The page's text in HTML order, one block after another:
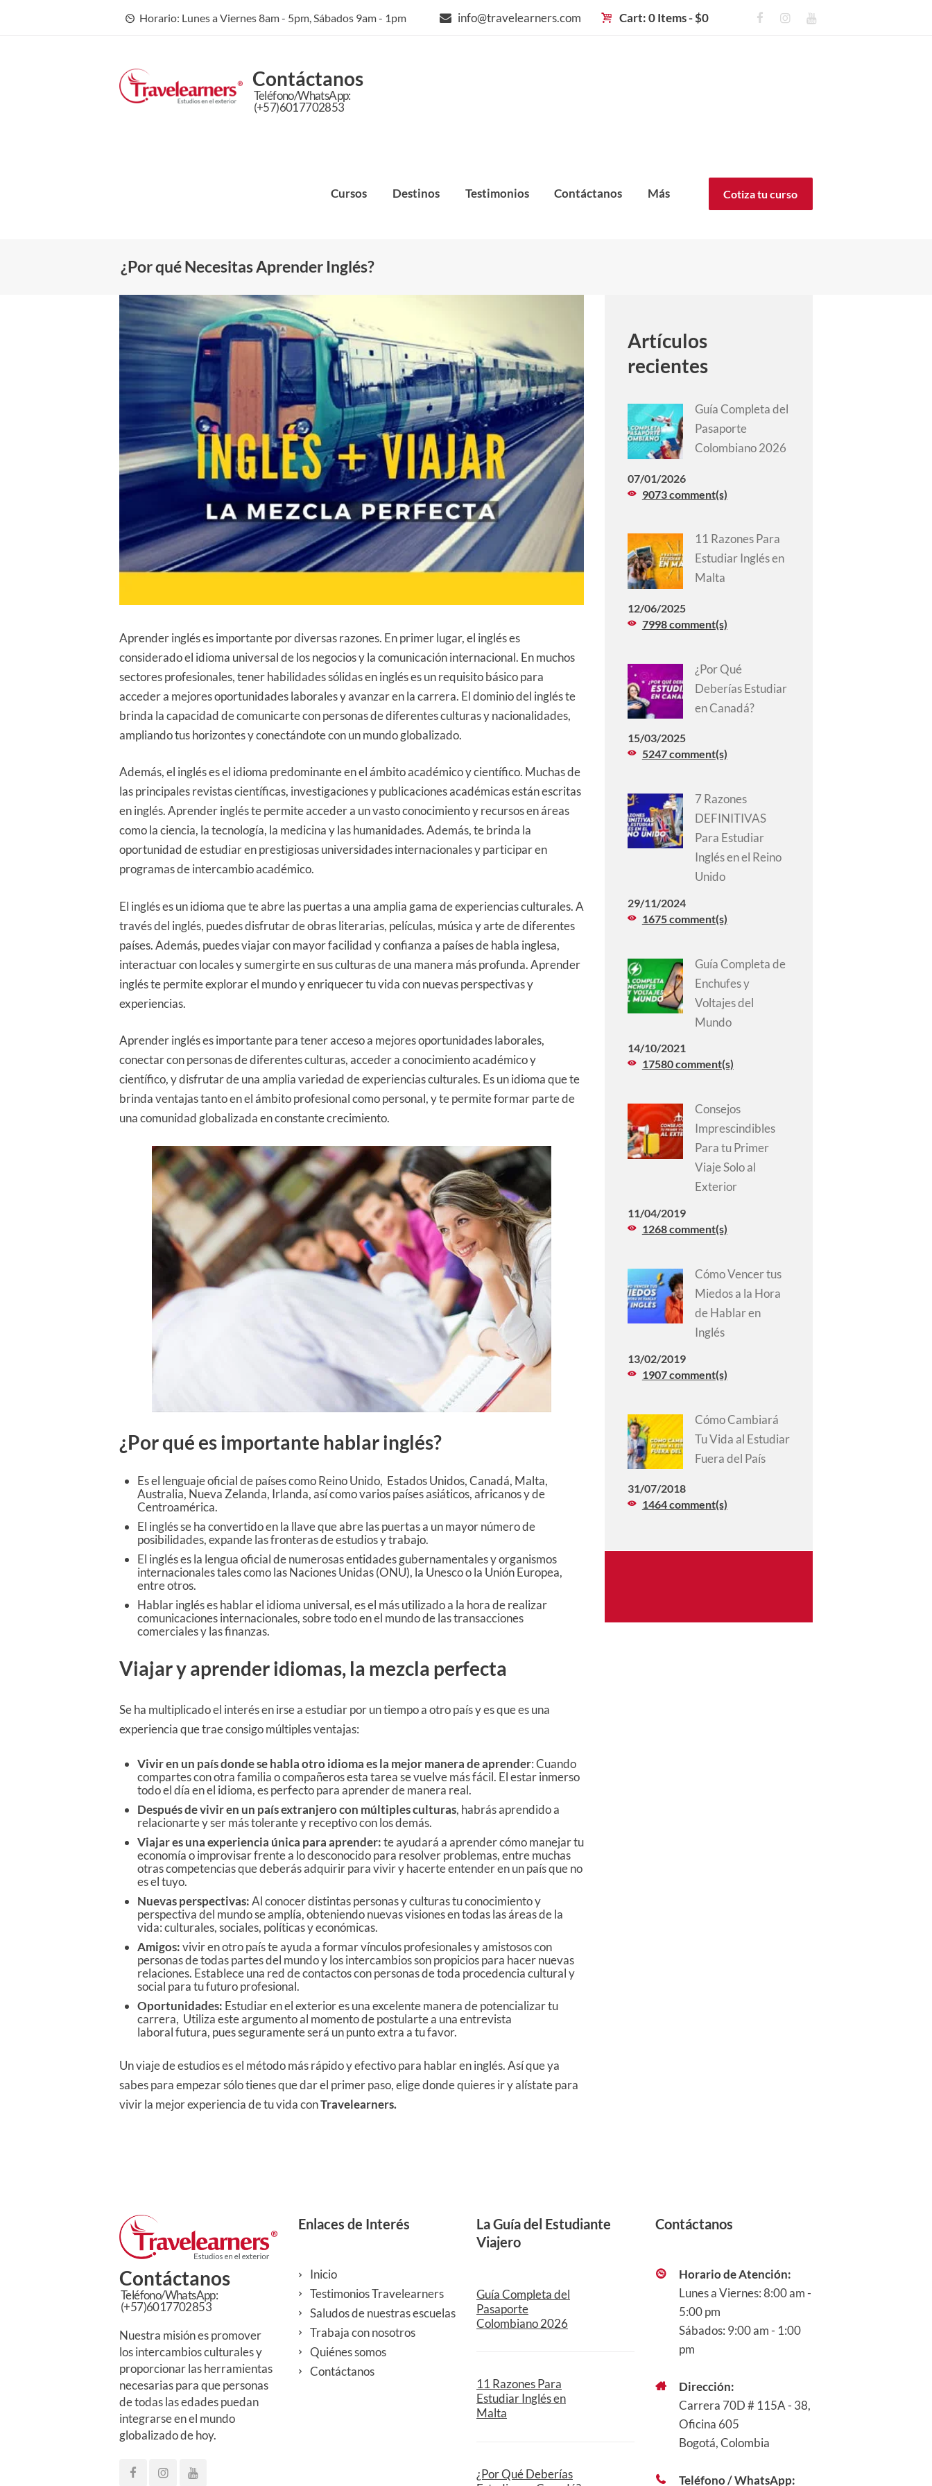
info@travelearners.com
Horario: Lunes a Viernes 8am - 5pm, Sábados 9am - 1pm Cart: 0 Items-$0
Contáctanos
Teléfono/WhatsApp:
(+57)6017702853
Cursos Destinos Testimonios Contáctanos Más Cotiza tu curso
¿Por qué Necesitas Aprender Inglés?
Aprender inglés es importante por diversas razones. En primer lugar, el inglés es
considerado el idioma universal de los negocios y la comunicación internacional. En muchos
sectores profesionales, tener habilidades sólidas en inglés es un requisito básico para
acceder a mejores oportunidades laborales y avanzar en la carrera. El dominio del inglés te
brinda la capacidad de comunicarte con personas de diferentes culturas y nacionalidades,
ampliando tus horizontes y conectándote con un mundo globalizado.
Además, el inglés es el idioma predominante en el ámbito académico y científico. Muchas de
las principales revistas científicas, investigaciones y publicaciones académicas están escritas
en inglés. Aprender inglés te permite acceder a un vasto conocimiento y recursos en áreas
como la ciencia, la tecnología, la medicina y las humanidades. Además, te brinda la
oportunidad de estudiar en prestigiosas universidades internacionales y participar en
programas de intercambio académico.
El inglés es un idioma que te abre las puertas a una amplia gama de experiencias culturales. A
través del inglés, puedes disfrutar de obras literarias, películas, música y arte de diferentes
países. Además, puedes viajar con mayor facilidad y confianza a países de habla inglesa,
interactuar con locales y sumergirte en sus culturas de una manera más profunda. Aprender
inglés te permite explorar el mundo y enriquecer tu vida con nuevas perspectivas y
experiencias.
Aprender inglés es importante para tener acceso a mejores oportunidades laborales,
conectar con personas de diferentes culturas, acceder a conocimiento académico y
científico, y disfrutar de una amplia variedad de experiencias culturales. Es un idioma que te
brinda ventajas tanto en el ámbito profesional como personal, y te permite formar parte de
una comunidad globalizada en constante crecimiento.
¿Por qué es importante hablar inglés?
Es el lenguaje oficial de países como Reino Unido, Estados Unidos, Canadá, Malta,
Australia, Nueva Zelanda, Irlanda, así como varios países asiáticos, africanos y de
Centroamérica.
El inglés se ha convertido en la llave que abre las puertas a un mayor número de
posibilidades, expande las fronteras de estudios y trabajo.
El inglés es la lengua oficial de numerosas entidades gubernamentales y organismos
internacionales tales como las Naciones Unidas (ONU), la Unesco o la Unión Europea,
entre otros.
Hablar inglés es hablar el idioma universal, es el más utilizado a la hora de realizar
comunicaciones internacionales, sobre todo en el mundo de las transacciones
comerciales y las finanzas.
Viajar y aprender idiomas, la mezcla perfecta
Se ha multiplicado el interés en irse a estudiar por un tiempo a otro país y es que es una
experiencia que trae consigo múltiples ventajas:
Vivir en un país donde se habla otro idioma es la mejor manera de aprender: Cuando
compartes con otra familia o compañeros esta tarea se vuelve más fácil. El estar inmerso
todo el día en el idioma, es perfecto para aprender de manera real.
Después de vivir en un país extranjero con múltiples culturas, habrás aprendido a
relacionarte y ser más tolerante y receptivo con los demás.
Viajar es una experiencia única para aprender:te ayudará a aprendercómo manejar tu
economía o improvisar frente a lo desconocido para resolver problemas, entre muchas
otras competencias que deberás adquirir para vivir y hacerte entender en un país que no
es el tuyo.
Nuevas perspectivas:Al conocer distintas personas y culturas tu conocimiento y
perspectiva del mundo se amplía, obteniendo nuevas visiones en todas las áreas de la
vida: culturales, sociales, políticas y económicas.
Amigos:vivir en otro país te ayuda a formar vínculos profesionales y amistosos con
personas de todas partes del mundo y los intercambios son propicios para hacer nuevas
relaciones. Establece una red de contactos con personas de toda procedencia cultural y
social para tu futuro profesional.
Oportunidades: Estudiar en el exterior es una excelente manera de potencializar tu
carrera, Utiliza este argumento al momento de postularte a una entrevista
laboral futura, pues seguramente será un punto extra a tu favor.
Un viaje de estudios es el método más rápido y efectivo para hablar en inglés. Así que ya
sabes para empezar sólo tienes que dar el primer paso, elige donde quieres ir y alístate para
vivir la mejor experiencia de tu vida conTravelearners.
Artículos
recientes
Guía Completa del
Pasaporte
Colombiano 2026
07/01/2026
9073 comment(s)
11 Razones Para
Estudiar Inglés en
Malta
12/06/2025
7998 comment(s)
¿Por Qué
Deberías Estudiar
en Canadá?
15/03/2025
5247 comment(s)
7 Razones
DEFINITIVAS
Para Estudiar
Inglés en el Reino
Unido
29/11/2024
1675 comment(s)
Guía Completa de
Enchufes y
Voltajes del
Mundo
14/10/2021
17580 comment(s)
Consejos
Imprescindibles
Para tu Primer
Viaje Solo al
Exterior
11/04/2019
1268 comment(s)
Cómo Vencer tus
Miedos a la Hora
de Hablar en
Inglés
13/02/2019
1907 comment(s)
Cómo Cambiará
Tu Vida al Estudiar
Fuera del País
31/07/2018
1464 comment(s)
Contáctanos
Teléfono/WhatsApp:
(+57)6017702853
Nuestra misión es promover
los intercambios culturales y
proporcionar las herramientas
necesarias para que personas
de todas las edades puedan
integrarse en el mundo
globalizado de hoy.
Enlaces de Interés
Inicio
Testimonios Travelearners
Saludos de nuestras escuelas
Trabaja con nosotros
Quiénes somos
Contáctanos
La Guía del Estudiante
Viajero
Guía Completa del
Pasaporte
Colombiano 2026
11 Razones Para
Estudiar Inglés en
Malta
¿Por Qué Deberías
Contáctanos
Horario de Atención:
Lunes a Viernes: 8:00 am -
5:00 pm
Sábados: 9:00 am - 1:00
pm
Dirección:
Carrera 70D # 115A - 38,
Oficina 605
Bogotá, Colombia
Teléfono / WhatsApp: